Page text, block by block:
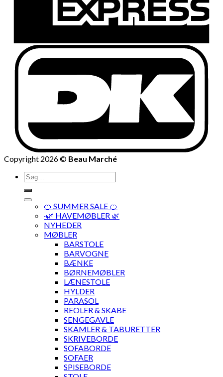
Copyright 2026 © Beau Marché
Søg
efter:
🍊 SUMMER SALE 🍊
·🌿 HAVEMØBLER 🌿
NYHEDER
MØBLER
BARSTOLE
BARVOGNE
BÆNKE
BØRNEMØBLER
LÆNESTOLE
HYLDER
PARASOL
REOLER & SKABE
SENGEGAVLE
SKAMLER & TABURETTER
SKRIVEBORDE
SOFABORDE
SOFAER
SPISEBORDE